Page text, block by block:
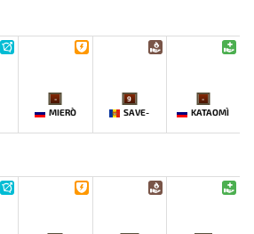
-
MIERO`
9
SAVE-
-
KATAOMI`